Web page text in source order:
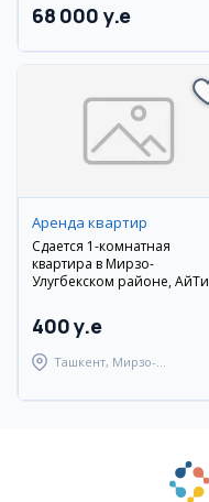
68 000 y.e
Аренда квартир
Сдается 1-комнатная
квартира в Мирзо-
Улугбекском районе, АйТи
400 y.e
Ташкент, Мирзо-